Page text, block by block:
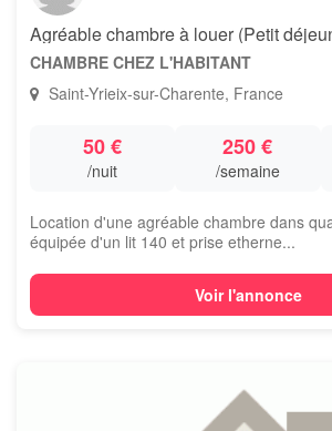
Agréable chambre à louer (Petit
CHAMBRE CHEZ L'HABITANT
Saint-Yrieix-sur-Charente, France
50 €
/nuit
250 €
/semaine
Location d'une agréable chambre dans
équipée d'un lit 140 et prise etherne...
Voir l'annonce